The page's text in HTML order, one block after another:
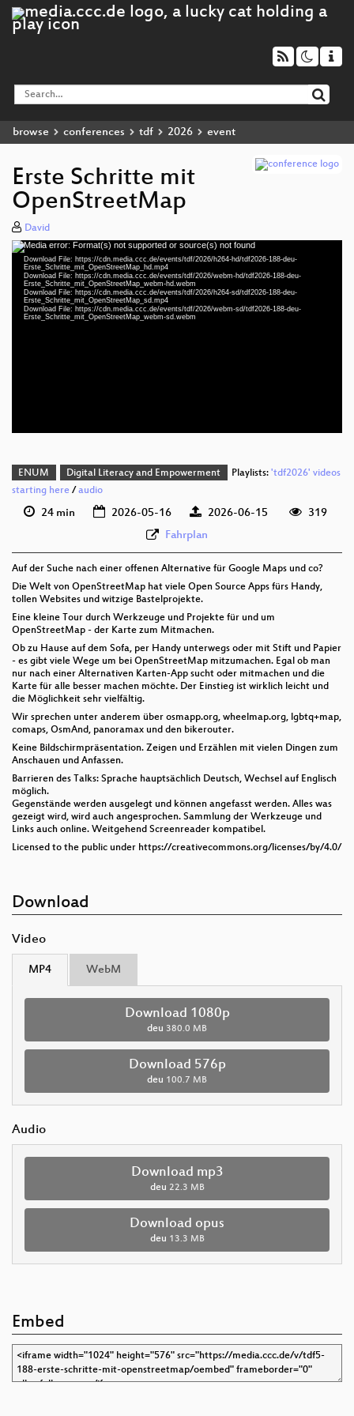
browse conferences tdf 2026 event
Erste Schritte mit
OpenStreetMap
David
Video
Player
Media error: Format(s) not supported or source(s) not found
Download File: https://cdn.media.ccc.de/events/tdf/2026/h264-hd/tdf2026-188-deu-
Erste_Schritte_mit_OpenStreetMap_hd.mp4
Download File: https://cdn.media.ccc.de/events/tdf/2026/webm-hd/tdf2026-188-deu-
Erste_Schritte_mit_OpenStreetMap_webm-hd.webm
Download File: https://cdn.media.ccc.de/events/tdf/2026/h264-sd/tdf2026-188-deu-
Erste_Schritte_mit_OpenStreetMap_sd.mp4
Download File: https://cdn.media.ccc.de/events/tdf/2026/webm-sd/tdf2026-188-deu-
Erste_Schritte_mit_OpenStreetMap_webm-sd.webm
ENUM Digital Literacy and Empowerment Playlists: 'tdf2026' videos
starting here /audio
24 min 2026-05-16 2026-06-15
319
Fahrplan
Auf der Suche nach einer offenen Alternative für Google Maps und co?
Die Welt von OpenStreetMap hat viele Open Source Apps fürs Handy,
tollen Websites und witzige Bastelprojekte.
Eine kleine Tour durch Werkzeuge und Projekte für und um
OpenStreetMap - der Karte zum Mitmachen.
Ob zu Hause auf dem Sofa, per Handy unterwegs oder mit Stift und Papier
- es gibt viele Wege um bei OpenStreetMap mitzumachen. Egal ob man
nur nach einer Alternativen Karten-App sucht oder mitmachen und die
Karte für alle besser machen möchte. Der Einstieg ist wirklich leicht und
die Möglichkeit sehr vielfältig.
Wir sprechen unter anderem über osmapp.org, wheelmap.org, lgbtq+map,
comaps, OsmAnd, panoramax und den bikerouter.
Keine Bildschirmpräsentation. Zeigen und Erzählen mit vielen Dingen zum
Anschauen und Anfassen.
Barrieren des Talks: Sprache hauptsächlich Deutsch, Wechsel auf Englisch
möglich.
Gegenstände werden ausgelegt und können angefasst werden. Alles was
gezeigt wird, wird auch angesprochen. Sammlung der Werkzeuge und
Links auch online. Weitgehend Screenreader kompatibel.
Licensed to the public under https://creativecommons.org/licenses/by/4.0/
Download
Video
MP4 WebM
Download 1080p
deu 380.0 MB
Download 576p
deu 100.7 MB
Audio
Download mp3
deu 22.3 MB
Download opus
deu 13.3 MB
Embed